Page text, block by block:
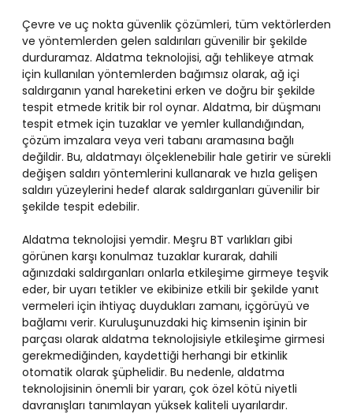
Çevre ve uç nokta güvenlik çözümleri, tüm vektörlerden
ve yöntemlerden gelen saldırıları güvenilir bir şekilde
durduramaz. Aldatma teknolojisi, ağı tehlikeye atmak
için kullanılan yöntemlerden bağımsız olarak, ağ içi
saldırganın yanal hareketini erken ve doğru bir şekilde
tespit etmede kritik bir rol oynar. Aldatma, bir düşmanı
tespit etmek için tuzaklar ve yemler kullandığından,
çözüm imzalara veya veri tabanı aramasına bağlı
değildir. Bu, aldatmayı ölçeklenebilir hale getirir ve sürekli
değişen saldırı yöntemlerini kullanarak ve hızla gelişen
saldırı yüzeylerini hedef alarak saldırganları güvenilir bir
şekilde tespit edebilir.
Aldatma teknolojisi yemdir. Meşru BT varlıkları gibi
görünen karşı konulmaz tuzaklar kurarak, dahili
ağınızdaki saldırganları onlarla etkileşime girmeye teşvik
eder, bir uyarı tetikler ve ekibinize etkili bir şekilde yanıt
vermeleri için ihtiyaç duydukları zamanı, içgörüyü ve
bağlamı verir. Kuruluşunuzdaki hiç kimsenin işinin bir
parçası olarak aldatma teknolojisiyle etkileşime girmesi
gerekmediğinden, kaydettiği herhangi bir etkinlik
otomatik olarak şüphelidir. Bu nedenle, aldatma
teknolojisinin önemli bir yararı, çok özel kötü niyetli
davranışları tanımlayan yüksek kaliteli uyarılardır.